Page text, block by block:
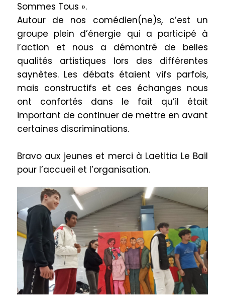
Sommes Tous ».
Autour de nos comédien(ne)s, c’est un
groupe plein d’énergie qui a participé à
l’action et nous a démontré de belles
qualités artistiques lors des différentes
saynètes. Les débats étaient vifs parfois,
mais constructifs et ces échanges nous
ont confortés dans le fait qu’il était
important de continuer de mettre en avant
certaines discriminations.
Bravo aux jeunes et merci à Laetitia Le Bail
pour l’accueil et l’organisation.